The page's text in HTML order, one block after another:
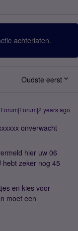
achterlaten.
Oudste eerst
Forum|Forum|2 years ago
onverwacht
hier uw 06
zeker nog 45
en kies voor
moet een